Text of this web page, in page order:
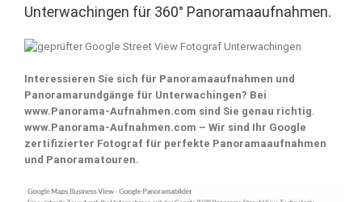
Unterwachingen für 360° Panoramaaufnahmen.
Interessieren Sie sich für Panoramaaufnahmen und
Panoramarundgänge für Unterwachingen? Bei
www.Panorama-Aufnahmen.com sind Sie genau richtig.
www.Panorama-Aufnahmen.com – Wir sind Ihr Google
zertifizierter Fotograf für perfekte Panoramaaufnahmen
und Panoramatouren.